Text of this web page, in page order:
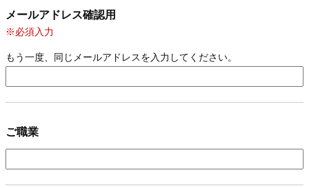
メールアドレス確認用
※必須入力
もう一度、同じメールアドレスを入力してください。
ご職業